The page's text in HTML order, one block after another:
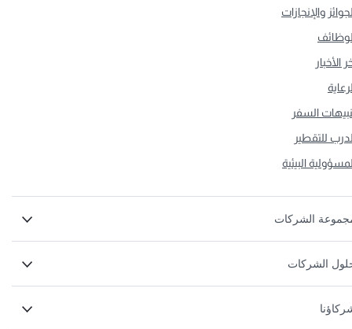
والإنجازات
الأخبار
السفر
للتقطير
البيئية
الشركات
الشركات